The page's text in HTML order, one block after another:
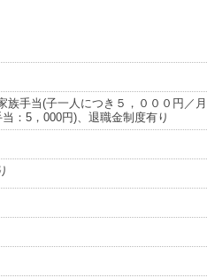
手当(子一人につき５，０００円／
：5，000円)、退職金制度有り